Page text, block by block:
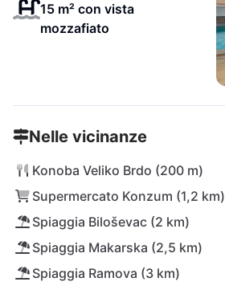
15 m² con vista
mozzafiato
Nelle vicinanze
Konoba Veliko Brdo (200 m)
Supermercato Konzum (1,2 km)
Spiaggia Biloševac (2 km)
Spiaggia Makarska (2,5 km)
Spiaggia Ramova (3 km)